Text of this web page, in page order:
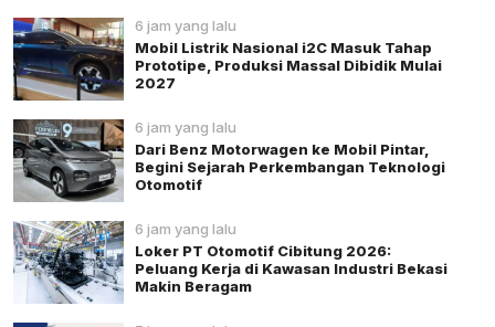
6 jam yang lalu
Mobil Listrik Nasional i2C Masuk Tahap
Prototipe, Produksi Massal Dibidik Mulai
2027
6 jam yang lalu
Dari Benz Motorwagen ke Mobil Pintar,
Begini Sejarah Perkembangan Teknologi
Otomotif
6 jam yang lalu
Loker PT Otomotif Cibitung 2026:
Peluang Kerja di Kawasan Industri Bekasi
Makin Beragam